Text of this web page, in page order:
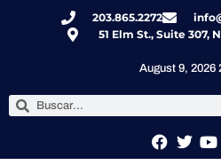
203.865.2272
51 Elm St., Suite 307,
August 9, 2026